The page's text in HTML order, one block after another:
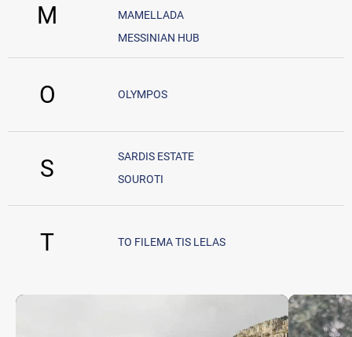
M
MAMELLADA
MESSINIAN HUB
O OLYMPOS
S
SARDIS ESTATE
SOUROTI
T TO FILEMA TIS LELAS